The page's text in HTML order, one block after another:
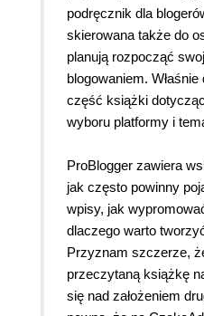
podręcznik dla
skierowana także do
planują rozpocząć
blogowaniem. Właśnie
część książki
wyboru platformy i
ProBlogger zawiera
jak często powinny
wpisy, jak
dlaczego warto
Przyznam szczerze,
przeczytaną książkę
się nad założeniem